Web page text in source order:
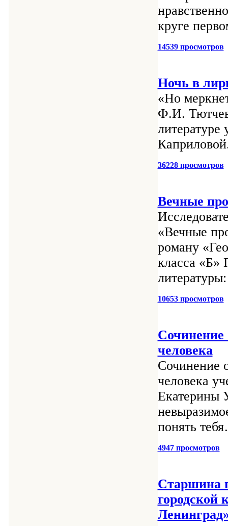
круге
14539 просмотров
Ночь в
«Но
Ф.И.
36228 просмотров
Вечные
«Вечные
роману
класса «Б»
10653 просмотров
Сочинение
человека
Сочинение
человека
Екатерины
понять
4947 просмотров
Старшина
городской